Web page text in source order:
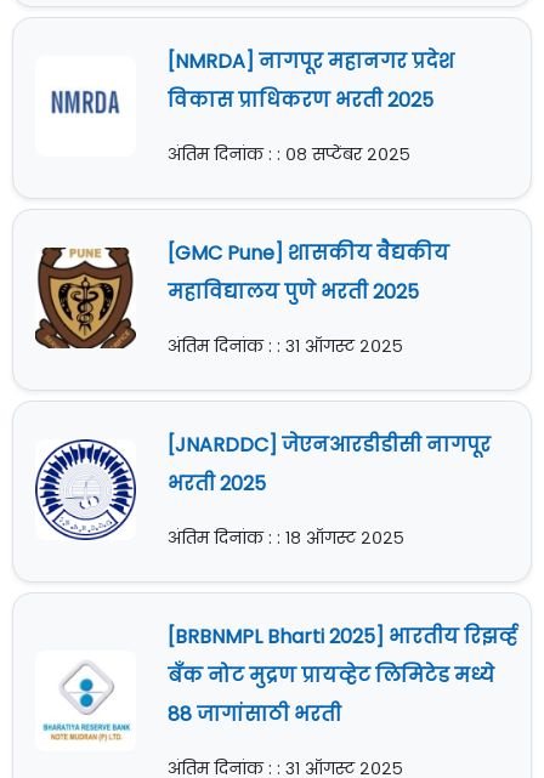
[NMRDA] नागपूर महानगर प्रदेश
विकास प्राधिकरण भरती 2025
अंतिम दिनांक : : ०८ सप्टेंबर २०२५
[GMC Pune] शासकीय वैद्यकीय
महाविद्यालय पुणे भरती 2025
अंतिम दिनांक : : ३१ ऑगस्ट २०२५
[JNARDDC] जेएनआरडीडीसी नागपूर
भरती 2025
अंतिम दिनांक : : १८ ऑगस्ट २०२५
[BRBNMPL Bharti 2025] भारतीय रिझर्व्ह
बँक नोट मुद्रण प्रायव्हेट लिमिटेड मध्ये
88 जागांसाठी भरती
अंतिम दिनांक : : ३१ ऑगस्ट २०२५